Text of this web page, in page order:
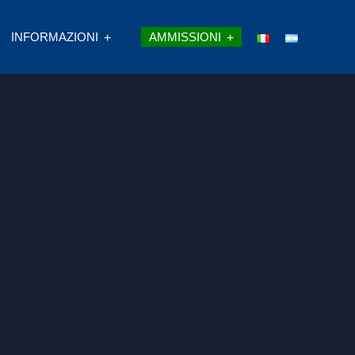
INFORMAZIONI AMMISSIONI